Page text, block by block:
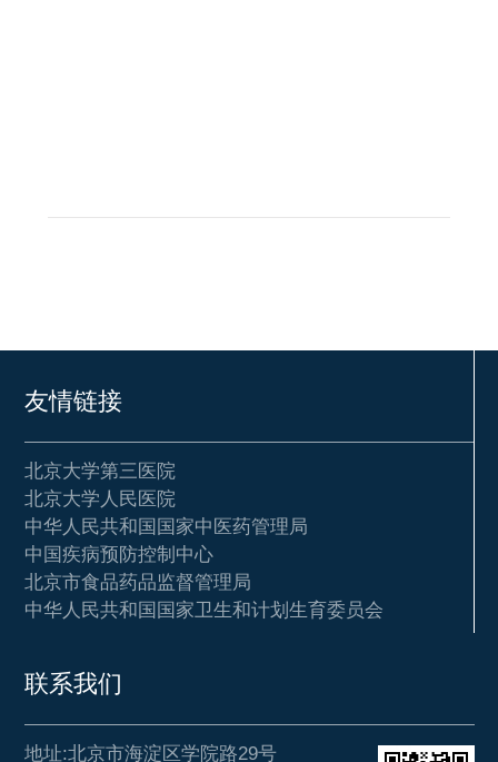
友情链接
北京大学第三医院
北京大学人民医院
中华人民共和国国家中医药管理局
中国疾病预防控制中心
北京市食品药品监督管理局
中华人民共和国国家卫生和计划生育委员会
联系我们
地址:北京市海淀区学院路29号